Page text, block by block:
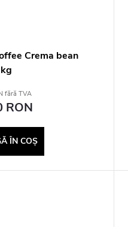
Crema bean
fără TVA
RON
ÎN COŞ